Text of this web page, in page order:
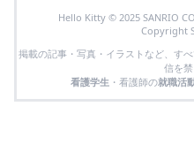
Hello Kitty © 2025 SANRIO
Copyright
掲載の記事・写真・イラストなど、す
信を禁
看護学生・看護師の就職活